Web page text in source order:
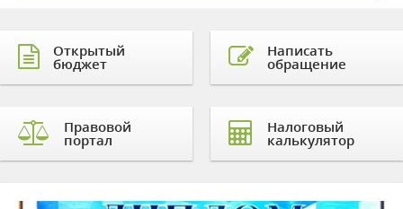
Открытый
бюджет
Правовой
портал
Написать
обращение
Налоговый
калькулятор